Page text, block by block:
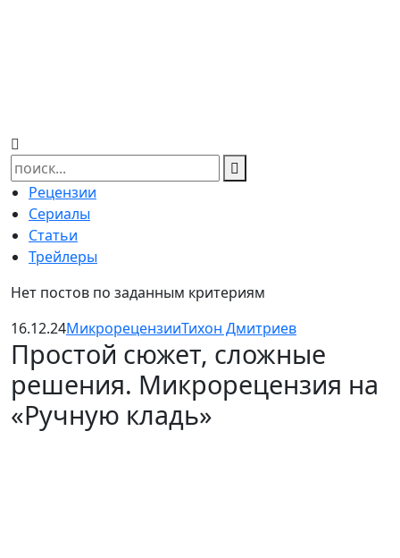
Найти:
Рецензии
Сериалы
Статьи
Трейлеры
Нет постов по заданным критериям
16.12.24МикрорецензииТихон Дмитриев
Простой сюжет, сложные
решения. Микрорецензия на
«Ручную кладь»